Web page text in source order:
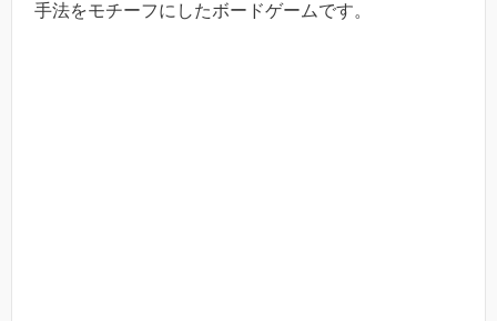
手法をモチーフにしたボードゲームです。